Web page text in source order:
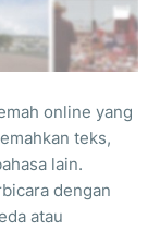
online yang
teks,
lain.
dengan
atau